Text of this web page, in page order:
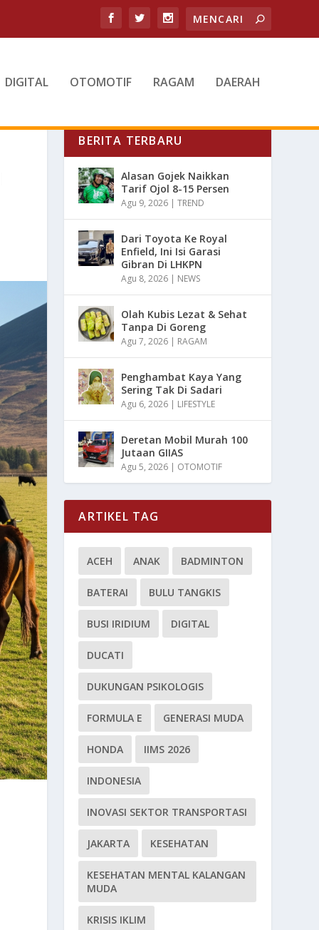
DIGITAL OTOMOTIF RAGAM DAERAH
BERITA TERBARU
Alasan Gojek Naikkan
Tarif Ojol 8-15 Persen
Agu 9, 2026 |TREND
Dari Toyota Ke Royal
Enfield, Ini Isi Garasi
Gibran Di LHKPN
Agu 8, 2026 | NEWS
Olah Kubis Lezat & Sehat
Tanpa Di Goreng
Agu 7, 2026 | RAGAM
Penghambat Kaya Yang
Sering Tak Di Sadari
Agu 6, 2026 | LIFESTYLE
Deretan Mobil Murah 100
Jutaan GIIAS
Agu 5, 2026 | OTOMOTIF
ARTIKEL TAG
ACEH ANAK BADMINTON
BATERAI BULU TANGKIS
BUSI IRIDIUM DIGITAL
DUCATI
DUKUNGAN PSIKOLOGIS
FORMULA E GENERASI MUDA
HONDA IIMS 2026
INDONESIA
INOVASI SEKTOR TRANSPORTASI
JAKARTA KESEHATAN
KESEHATAN MENTAL KALANGAN
MUDA
KRISIS IKLIM